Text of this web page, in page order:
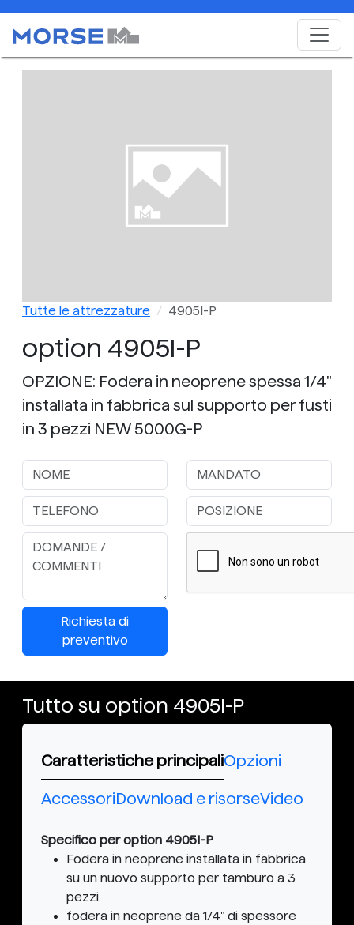
Tutte le attrezzature 4905I-P
option 4905I-P
OPZIONE: Fodera in neoprene spessa 1/4"
installata in fabbrica sul supporto per fusti
in 3 pezzi NEW 5000G-P
Richiesta di
preventivo
Tutto su option 4905I-P
Caratteristiche principaliOpzioni
AccessoriDownload e risorseVideo
Specifico per option 4905I-P
Fodera in neoprene installata in fabbrica
su un nuovo supporto per tamburo a 3
pezzi
fodera in neoprene da 1/4" di spessore